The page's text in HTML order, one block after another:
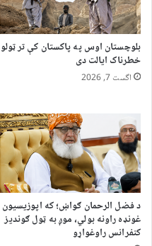
بلوچستان اوس په پاکستان کې تر ټولو
خطرناک ایالت دی
اگست 7, 2026
د فضل الرحمان ګواښ؛ که اپوزیسیون
غونډه راونه بولي، موږ به ټول ګوندیز
کنفرانس راوغواړو